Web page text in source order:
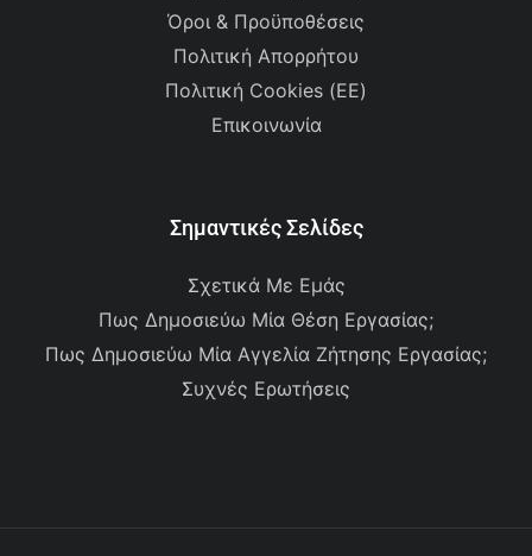
Όροι & Προϋποθέσεις
Πολιτική Απορρήτου
Πολιτική Cookies (ΕΕ)
Επικοινωνία
Σημαντικές Σελίδες
Σχετικά Με Εμάς
Πως Δημοσιεύω Μία Θέση Εργασίας;
Πως Δημοσιεύω Μία Αγγελία Ζήτησης Εργασίας;
Συχνές Ερωτήσεις